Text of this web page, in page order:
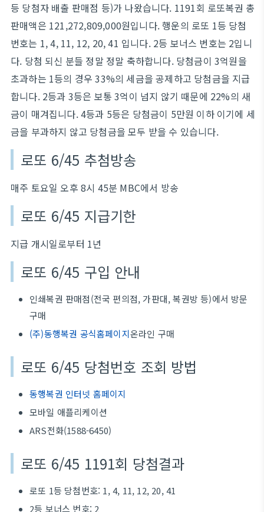
등 당첨자 배출 판매점 등)가 나왔습니다. 1191회 로또복권 총
판매액은 121,272,809,000원입니다. 행운의 로또 1등 당첨
번호는 1, 4, 11, 12, 20, 41 입니다. 2등 보너스 번호는 2입니
다. 당첨 되신 분들 정말 정말 축하합니다. 당첨금이 3억원을
초과하는 1등의 경우 33%의 세금을 공제하고 당첨금을 지급
합니다. 2등과 3등은 보통 3억이 넘지 않기 때문에 22%의 새
금이 매겨집니다. 4등과 5등은 당첨금이 5만원 이하 이기에 세
금을 부과하지 않고 당첨금을 모두 받을 수 있습니다.
로또 6/45 추첨방송
매주 토요일 오후 8시 45분 MBC에서 방송
로또 6/45 지급기한
지급 개시일로부터 1년
로또 6/45 구입 안내
인쇄복권 판매점(전국 편의점, 가판대, 복권방 등)에서 방문
구매
(주)동행복권 공식홈페이지온라인 구매
로또 6/45 당첨번호 조회 방법
동행복권 인터넷 홈페이지
모바일 애플리케이션
ARS전화(1588-6450)
로또 6/45 1191회 당첨결과
로또 1등 당첨번호: 1, 4, 11, 12, 20, 41
2등 보너스 번호: 2